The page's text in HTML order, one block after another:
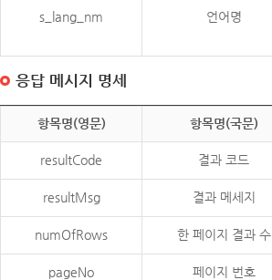
s_lang_nm 언어명
응답 메시지 명세
항목명(영문) 항목명(국문)
resultCode 결과 코드
resultMsg 결과 메세지
numOfRows 한 페이지 결과 수
pageNo 페이지 번호